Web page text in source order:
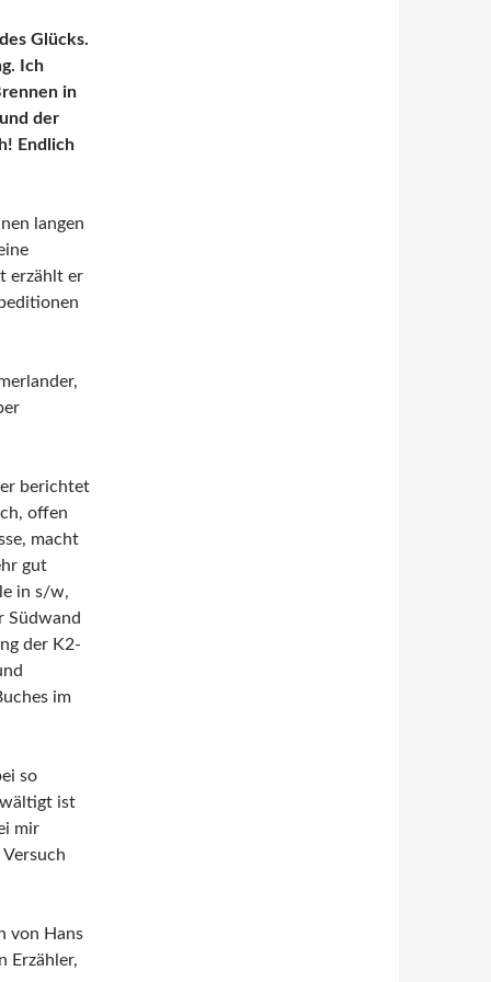
Glücks.
Ich
in
der
Endlich
langen
erzählt er
berichtet
offen
macht
gut
in s/w,
Südwand
der K2-
im
so
ist
mir
von Hans
Erzähler,